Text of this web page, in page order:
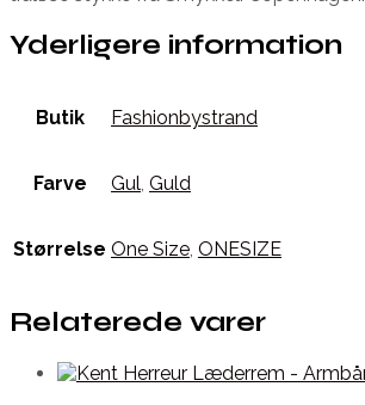
Yderligere information
Butik Fashionbystrand
Farve Gul, Guld
Størrelse One Size, ONESIZE
Relaterede varer